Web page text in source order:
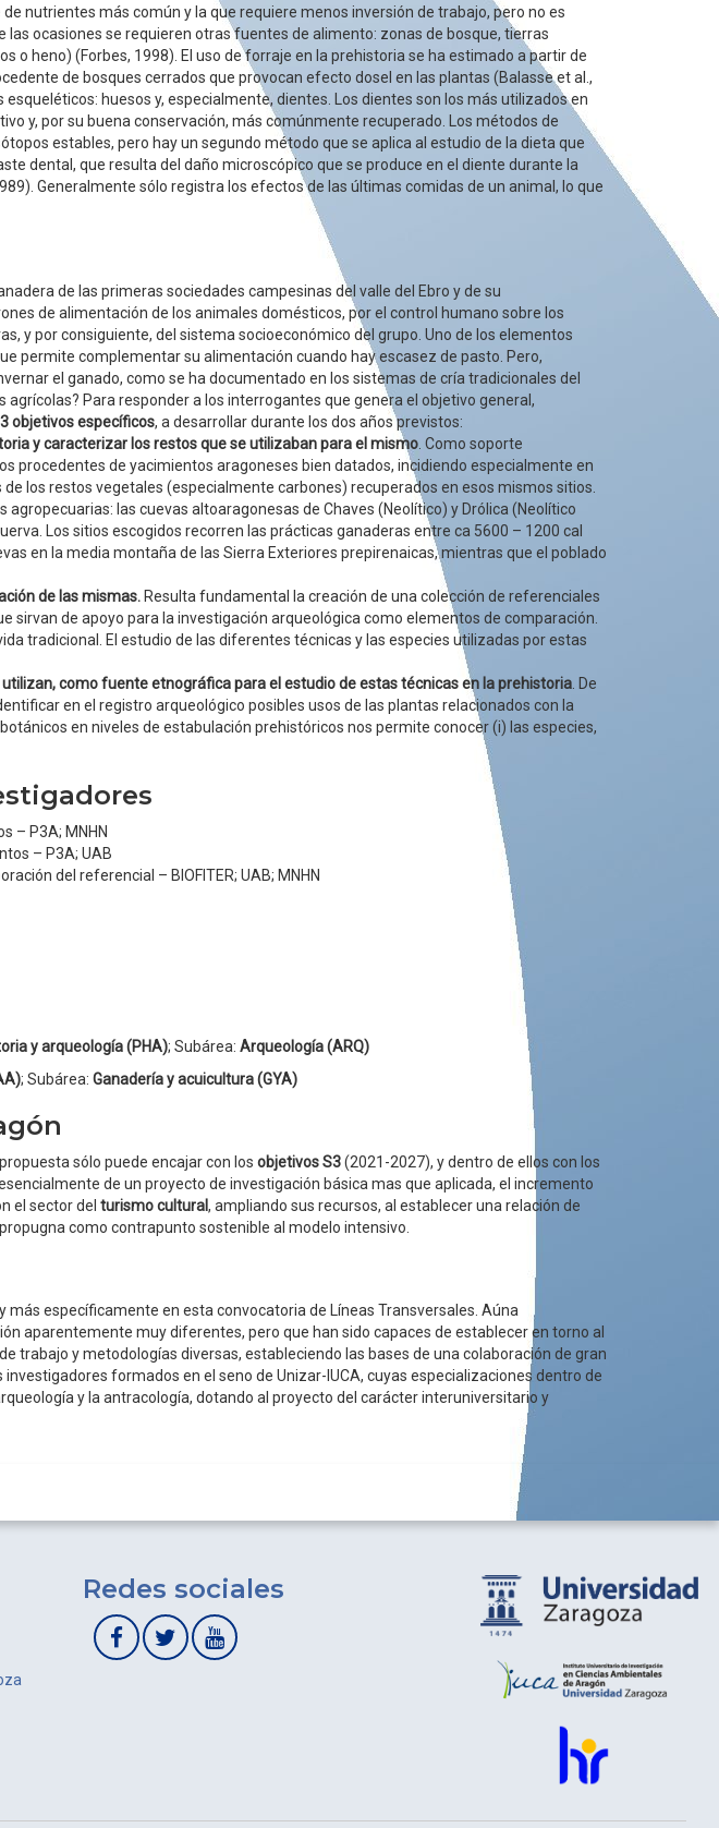
nutrientes más común y la que requiere menos inversión de trabajo, pero no es
ocasiones se requieren otras fuentes de alimento: zonas de bosque, tierras
heno) (Forbes, 1998). El uso de forraje en la prehistoria se ha estimado a partir de
de bosques cerrados que provocan efecto dosel en las plantas (Balasse et al.,
huesos y, especialmente, dientes. Los dientes son los más utilizados en
y, por su buena conservación, más comúnmente recuperado. Los métodos de
estables, pero hay un segundo método que se aplica al estudio de la dieta que
dental, que resulta del daño microscópico que se produce en el diente durante la
Generalmente sólo registra los efectos de las últimas comidas de un animal, lo que
de las primeras sociedades campesinas del valle del Ebro y de su
de alimentación de los animales domésticos, por el control humano sobre los
y por consiguiente, del sistema socioeconómico del grupo. Uno de los elementos
permite complementar su alimentación cuando hay escasez de pasto. Pero,
el ganado, como se ha documentado en los sistemas de cría tradicionales del
Para responder a los interrogantes que genera el objetivo general,
3 objetivos específicos, a desarrollar durante los dos años previstos:
y caracterizar los restos que se utilizaban para el mismo . Como soporte
procedentes de yacimientos aragoneses bien datados, incidiendo especialmente en
los restos vegetales (especialmente carbones) recuperados en esos mismos sitios.
las cuevas altoaragonesas de Chaves (Neolítico) y Drólica (Neolítico
Los sitios escogidos recorren las prácticas ganaderas entre ca 5600 – 1200 cal
en la media montaña de las Sierra Exteriores prepirenaicas, mientras que el poblado
de las mismas.Resulta fundamental la creación de una colección de referenciales
de apoyo para la investigación arqueológica como elementos de comparación.
tradicional. El estudio de las diferentes técnicas y las especies utilizadas por estas
como fuente etnográfica para el estudio de estas técnicas en la prehistoria . De
en el registro arqueológico posibles usos de las plantas relacionados con la
en niveles de estabulación prehistóricos nos permite conocer (i) las especies,
– P3A; MNHN
– P3A; UAB
del referencial – BIOFITER; UAB; MNHN
y arqueología (PHA); Subárea: Arqueología (ARQ)
; Subárea: Ganadería y acuicultura (GYA)
sólo puede encajar con los objetivos S3(2021-2027), y dentro de ellos con los
de un proyecto de investigación básica mas que aplicada, el incremento
el sector del turismo cultural, ampliando sus recursos, al establecer una relación de
como contrapunto sostenible al modelo intensivo.
y más específicamente en esta convocatoria de Líneas Transversales. Aúna
aparentemente muy diferentes, pero que han sido capaces de establecer en torno al
trabajo y metodologías diversas, estableciendo las bases de una colaboración de gran
formados en el seno de Unizar-lUCA, cuyas especializaciones dentro de
y la antracología, dotando al proyecto del carácter interuniversitario y
Redes sociales